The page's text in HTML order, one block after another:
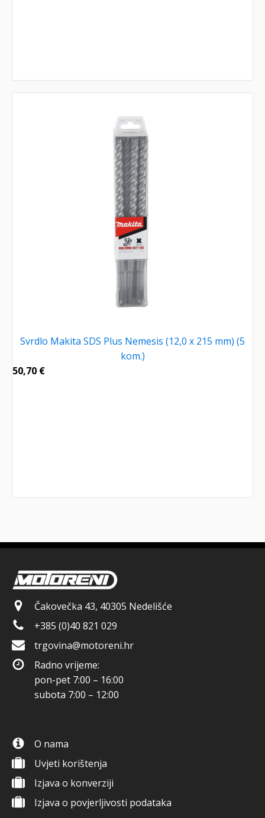
Svrdlo Makita SDS Plus Nemesis (12,0 x 215 mm) (5
kom.)
50,70 €
Čakovečka 43, 40305 Nedelišće
+385 (0)40 821 029
trgovina@motoreni.hr
Radno vrijeme:
pon-pet 7:00 – 16:00
subota 7:00 – 12:00
O nama
Uvjeti korištenja
Izjava o konverziji
Izjava o povjerljivosti podataka